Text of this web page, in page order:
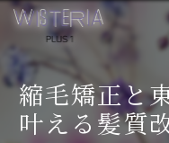
縮毛矯正と
叶える髪質